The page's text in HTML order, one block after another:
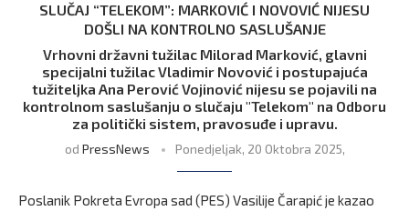
SLUČAJ “TELEKOM”: MARKOVIĆ I NOVOVIĆ NIJESU
DOŠLI NA KONTROLNO SASLUŠANJE
Vrhovni državni tužilac Milorad Marković, glavni
specijalni tužilac Vladimir Novović i postupajuća
tužiteljka Ana Perović Vojinović nijesu se pojavili na
kontrolnom saslušanju o slučaju "Telekom" na Odboru
za politički sistem, pravosuđe i upravu.
od PressNews Ponedjeljak, 20 Oktobra 2025,
Poslanik Pokreta Evropa sad (PES) Vasilije Čarapić je kazao